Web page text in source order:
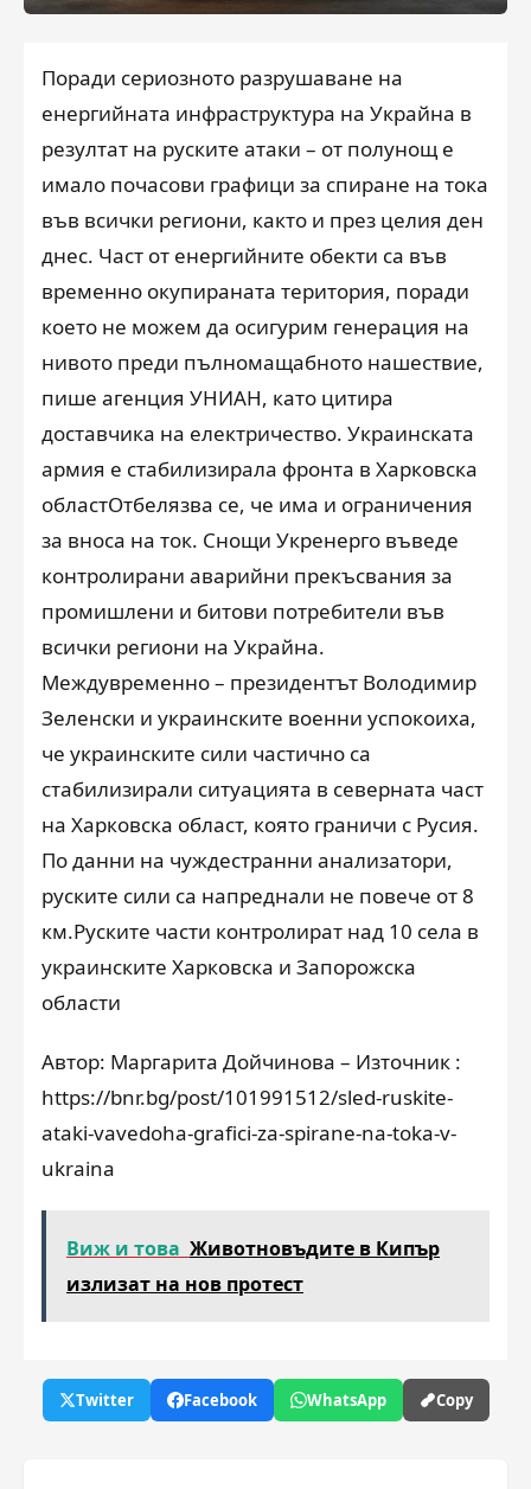
Поради сериозното разрушаване на
енергийната инфраструктура на Украйна в
резултат на руските атаки – от полунощ е
имало почасови графици за спиране на тока
във всички региони, както и през целия ден
днес. Част от енергийните обекти са във
временно окупираната територия, поради
което не можем да осигурим генерация на
нивото преди пълномащабното нашествие,
пише агенция УНИАН, като цитира
доставчика на електричество. Украинската
армия е стабилизирала фронта в Харковска
областОтбелязва се, че има и ограничения
за вноса на ток. Снощи Укренерго въведе
контролирани аварийни прекъсвания за
промишлени и битови потребители във
всички региони на Украйна.
Междувременно – президентът Володимир
Зеленски и украинските военни успокоиха,
че украинските сили частично са
стабилизирали ситуацията в северната част
на Харковска област, която граничи с Русия.
По данни на чуждестранни анализатори,
руските сили са напреднали не повече от 8
км.Руските части контролират над 10 села в
украинските Харковска и Запорожска
области
Автор: Маргарита Дойчинова – Източник :
https://bnr.bg/post/101991512/sled-ruskite-
ataki-vavedoha-grafici-za-spirane-na-toka-v-
ukraina
Виж и това Животновъдите в Кипър
излизат на нов протест
Twitter Facebook WhatsApp Copy